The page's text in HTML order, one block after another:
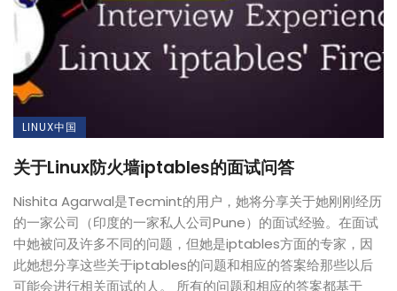
LINUX中国
关于Linux防火墙iptables的面试问答
Nishita Agarwal是Tecmint的用户，她将分享关于她刚刚经历
的一家公司（印度的一家私人公司Pune）的面试经验。在面试
中她被问及许多不同的问题，但她是iptables方面的专家，因
此她想分享这些关于iptables的问题和相应的答案给那些以后
可能会进行相关面试的人。 所有的问题和相应的答案都基于